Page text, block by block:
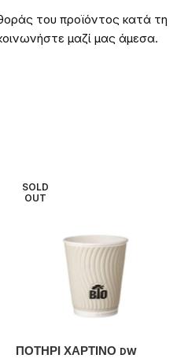
του προϊόντος κατά τη
μαζί μας άμεσα.
SOLD
OUT
ΠΟΤΗΡΙ ΧΑΡΤΙΝΟ DW